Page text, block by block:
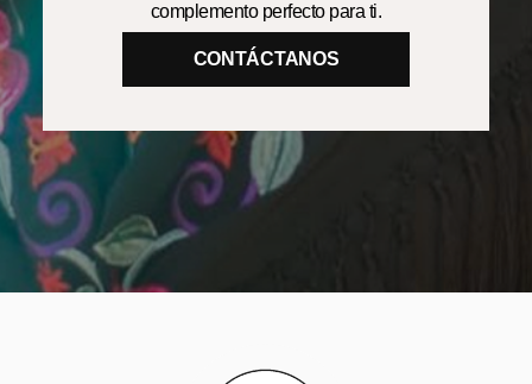
complemento perfecto para ti.
CONTÁCTANOS